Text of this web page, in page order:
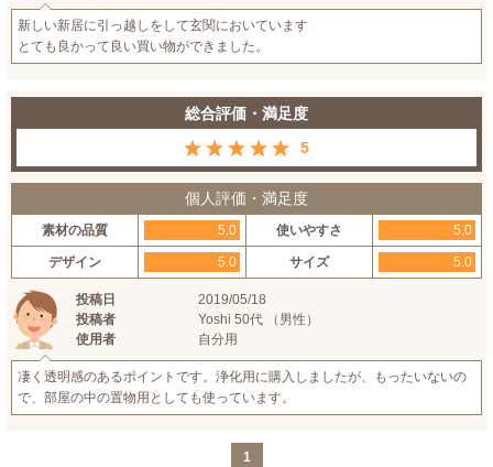
新しい新居に引っ越しをして玄関においています
とても良かって良い買い物ができました。
総合評価・満足度
5
個人評価・満足度
素材の品質 5.0 使いやすさ 5.0
デザイン 5.0 サイズ 5.0
投稿日
2019/05/18
投稿者
Yoshi 50代 （男性）
使用者
自分用
凄く透明感のあるポイントです。浄化用に購入しましたが、もったいないの
で、部屋の中の置物用としても使っています。
1